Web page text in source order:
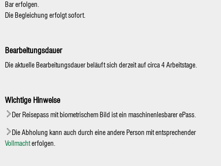
Bar erfolgen.
Die Begleichung erfolgt sofort.
Bearbeitungsdauer
Die aktuelle Bearbeitungsdauer beläuft sich derzeit auf circa 4 Arbeitstage.
Wichtige Hinweise
Der Reisepass mit biometrischem Bild ist ein maschinenlesbarer ePass.
Die Abholung kann auch durch eine andere Person mit entsprechender
Vollmachterfolgen.